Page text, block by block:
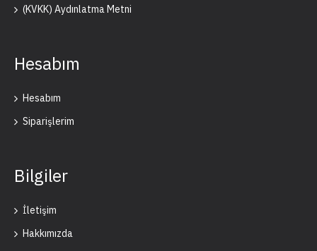
(KVKK) Aydınlatma Metni
Hesabım
Hesabım
Siparişlerim
Bilgiler
İletişim
Hakkımızda